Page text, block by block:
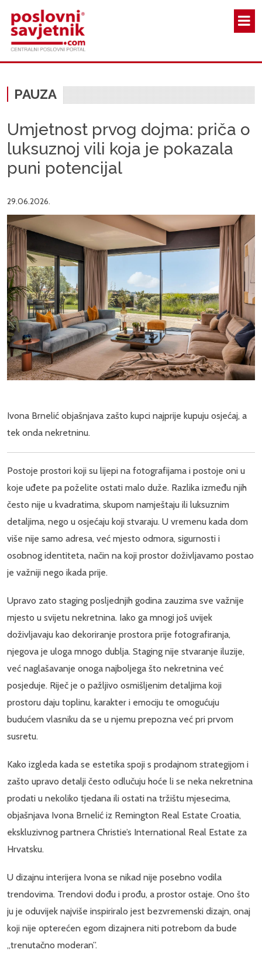
PAUZA
Umjetnost prvog dojma: priča o
luksuznoj vili koja je pokazala
puni potencijal
29.06.2026.
Ivona Brnelić objašnjava zašto kupci najprije kupuju osjećaj, a
tek onda nekretninu.
Postoje prostori koji su lijepi na fotografijama i postoje oni u
koje uđete pa poželite ostati malo duže. Razlika između njih
često nije u kvadratima, skupom namještaju ili luksuznim
detaljima, nego u osjećaju koji stvaraju. U vremenu kada dom
više nije samo adresa, već mjesto odmora, sigurnosti i
osobnog identiteta, način na koji prostor doživljavamo postao
je važniji nego ikada prije.
Upravo zato staging posljednjih godina zauzima sve važnije
mjesto u svijetu nekretnina. Iako ga mnogi još uvijek
doživljavaju kao dekoriranje prostora prije fotografiranja,
njegova je uloga mnogo dublja. Staging nije stvaranje iluzije,
već naglašavanje onoga najboljega što nekretnina već
posjeduje. Riječ je o pažljivo osmišljenim detaljima koji
prostoru daju toplinu, karakter i emociju te omogućuju
budućem vlasniku da se u njemu prepozna već pri prvom
susretu.
Kako izgleda kada se estetika spoji s prodajnom strategijom i
zašto upravo detalji često odlučuju hoće li se neka nekretnina
prodati u nekoliko tjedana ili ostati na tržištu mjesecima,
objašnjava Ivona Brnelić iz Remington Real Estate Croatia,
ekskluzivnog partnera Christie’s International Real Estate za
Hrvatsku.
U dizajnu interijera Ivona se nikad nije posebno vodila
trendovima. Trendovi dođu i prođu, a prostor ostaje. Ono što
ju je oduvijek najviše inspiriralo jest bezvremenski dizajn, onaj
koji nije opterećen egom dizajnera niti potrebom da bude
„trenutačno moderan”.